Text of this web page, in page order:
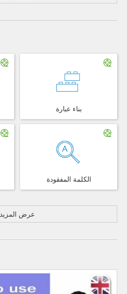
بناء عبارة
الكلمة المفقودة
عرض المزيد